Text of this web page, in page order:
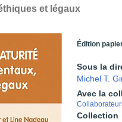
et légaux
Édition
Sous la
Michel T.
Avec la
Collection